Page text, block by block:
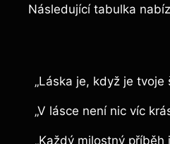
Následující tabulka
„Láska je, když je
„V lásce není nic víc
„Každý milostný